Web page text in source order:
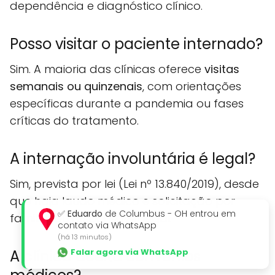
dependência e diagnóstico clínico.
Posso visitar o paciente internado?
Sim. A maioria das clínicas oferece visitas
semanais ou quinzenais, com orientações
específicas durante a pandemia ou fases
críticas do tratamento.
A internação involuntária é legal?
Sim, prevista por lei (Lei nº 13.840/2019), desde
que haja laudo médico e solicitação por
familiar ou responsável legal.
A clínica aceita convênios
✅ Eduardo de Columbus - OH entrou em
contato via WhatsApp
(há 13 minutos)
Falar agora via WhatsApp